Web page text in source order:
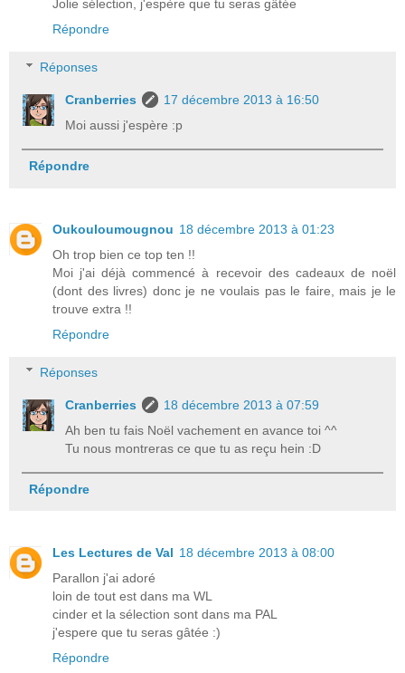
Jolie sélection, j'espère que tu seras gâtée
Répondre
Réponses
Cranberries
17 décembre 2013 à 16:50
Moi aussi j'espère :p
Répondre
Oukouloumougnou 18 décembre 2013 à 01:23
Oh trop bien ce top ten !!
Moi j'ai déjà commencé à recevoir des cadeaux de noël
(dont des livres) donc je ne voulais pas le faire, mais je le
trouve extra !!
Répondre
Réponses
Cranberries
18 décembre 2013 à 07:59
Ah ben tu fais Noël vachement en avance toi ^^
Tu nous montreras ce que tu as reçu hein :D
Répondre
Les Lectures de Val 18 décembre 2013 à 08:00
Parallon j'ai adoré
loin de tout est dans ma WL
cinder et la sélection sont dans ma PAL
j'espere que tu seras gâtée :)
Répondre